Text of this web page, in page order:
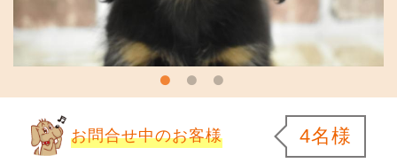
お問合せ中のお客様 4名様